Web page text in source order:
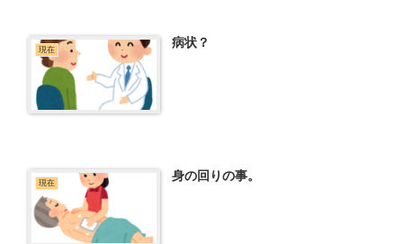
現在 病状？
現在 身の回りの事。